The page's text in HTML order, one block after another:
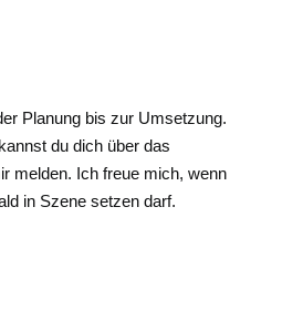
Planung bis zur Umsetzung.
du dich über das
melden. Ich freue mich, wenn
in Szene setzen darf.